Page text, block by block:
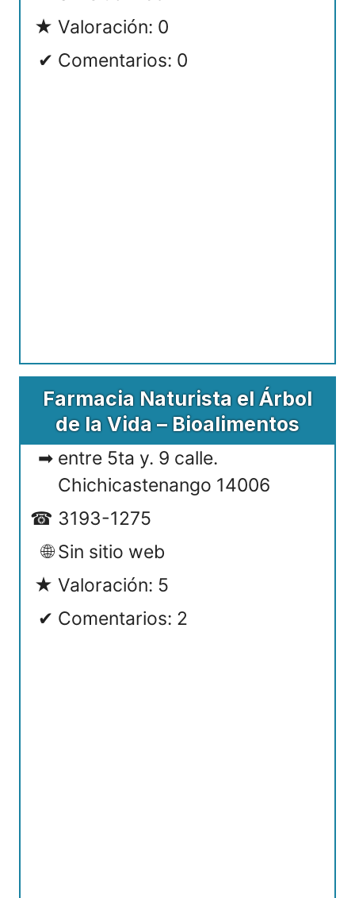
Valoración: 0
Comentarios: 0
Farmacia Naturista el Árbol
de la Vida – Bioalimentos
entre 5ta y. 9 calle.
Chichicastenango 14006
3193-1275
Sin sitio web
Valoración: 5
Comentarios: 2